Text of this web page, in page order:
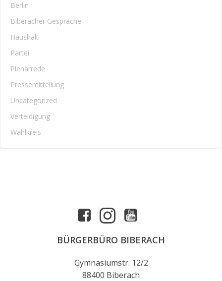
Berlin
Biberacher Gespräche
Haushalt
Partei
Plenarrede
Pressemitteilung
Uncategorized
Verteidigung
Wahlkreis
BÜRGERBÜRO BIBERACH
Gymnasiumstr. 12/2
88400 Biberach